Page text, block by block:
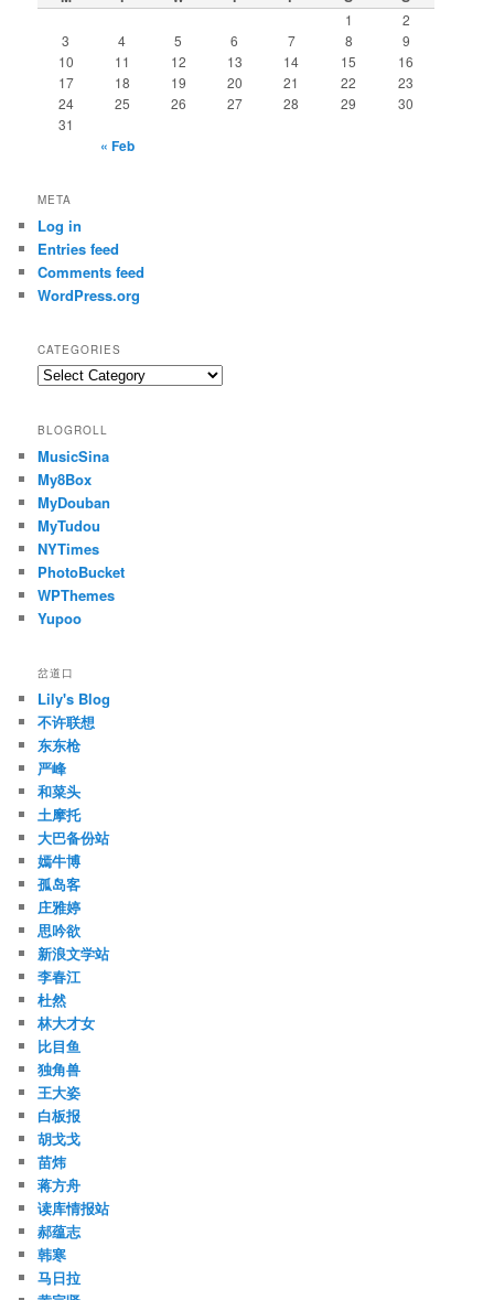
1
2
3
4 5 6 7 8
9
10
11 12 13 14 15
16
17
18 19 20 21 22
23
24
25 26 27 28 29
30
31
« Feb
META
Log in
Entries feed
Comments feed
WordPress.org
CATEGORIES
Categories
BLOGROLL
MusicSina
My8Box
MyDouban
MyTudou
NYTimes
PhotoBucket
WPThemes
Yupoo
岔道口
Lily's Blog
不许联想
东东枪
严峰
和菜头
土摩托
大巴备份站
嫣牛博
孤岛客
庄雅婷
思吟欲
新浪文学站
李春江
杜然
林大才女
比目鱼
独角兽
王大姿
白板报
胡戈戈
苗炜
蒋方舟
读库情报站
郝蕴志
韩寒
马日拉